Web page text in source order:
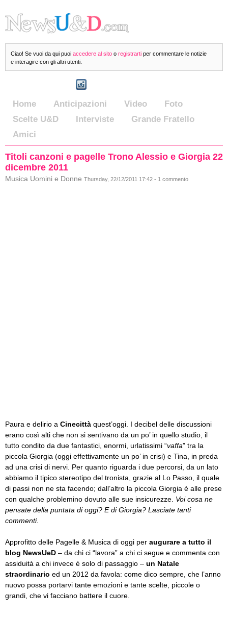
Ciao! Se vuoi da qui puoi accedere al sito o registrarti per commentare le notizie
e interagire con gli altri utenti.
Home Anticipazioni Video
Foto
Scelte U&D
Interviste
Grande Fratello
Amici
Titoli canzoni e pagelle Trono Alessio e Giorgia 22
dicembre 2011
Musica Uomini e Donne Thursday, 22/12/2011 17:42 - 1 commento
Paura e delirio a Cinecittà quest’oggi. I decibel delle discussioni
erano così alti che non si sentivano da un po’ in quello studio, il
tutto condito da due fantastici, enormi, urlatissimi “vaffa” tra la
piccola Giorgia (oggi effettivamente un po’ in crisi) e Tina, in preda
ad una crisi di nervi. Per quanto riguarda i due percorsi, da un lato
abbiamo il tipico stereotipo del tronista, grazie al Lo Passo, il quale
di passi non ne sta facendo; dall’altro la piccola Giorgia è alle prese
con qualche problemino dovuto alle sue insicurezze. Voi cosa ne
pensate della puntata di oggi? E di Giorgia? Lasciate tanti
commenti.
Approfitto delle Pagelle & Musica di oggi per augurare a tutto il
blog NewsUeD – da chi ci “lavora” a chi ci segue e commenta con
assiduità a chi invece è solo di passaggio – un Natale
straordinario ed un 2012 da favola: come dico sempre, che l’anno
nuovo possa portarvi tante emozioni e tante scelte, piccole o
grandi, che vi facciano battere il cuore.